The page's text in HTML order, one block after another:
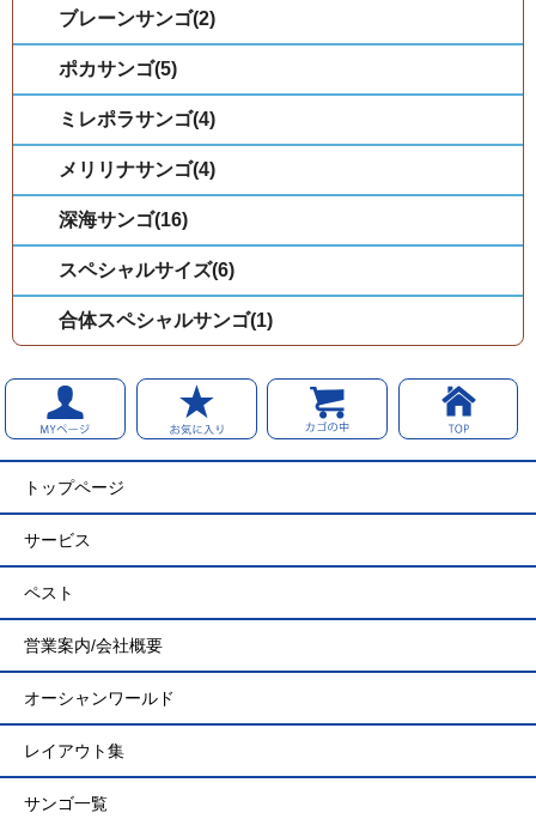
ブレーンサンゴ(2)
ポカサンゴ(5)
ミレポラサンゴ(4)
メリリナサンゴ(4)
深海サンゴ(16)
スペシャルサイズ(6)
合体スペシャルサンゴ(1)
トップページ
サービス
ペスト
営業案内/会社概要
オーシャンワールド
レイアウト集
サンゴ一覧